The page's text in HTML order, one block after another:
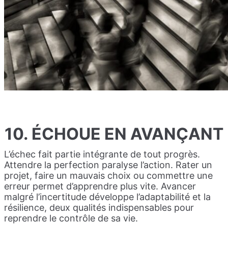
10. ÉCHOUE EN AVANÇANT
L’échec fait partie intégrante de tout progrès.
Attendre la perfection paralyse l’action. Rater un
projet, faire un mauvais choix ou commettre une
erreur permet d’apprendre plus vite. Avancer
malgré l’incertitude développe l’adaptabilité et la
résilience, deux qualités indispensables pour
reprendre le contrôle de sa vie.